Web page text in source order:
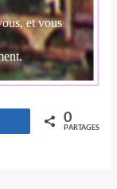
Partagez 0
PARTAGES